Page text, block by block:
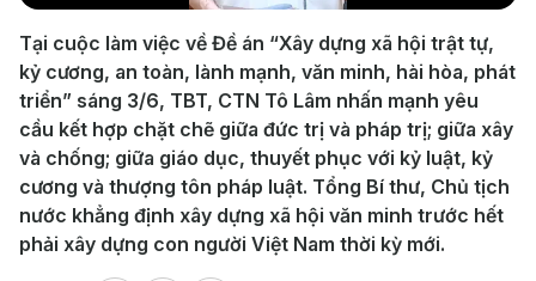
Tại cuộc làm việc về Đề án “Xây dựng xã hội trật tự,
kỷ cương, an toàn, lành mạnh, văn minh, hài hòa, phát
triển” sáng 3/6, TBT, CTN Tô Lâm nhấn mạnh yêu
cầu kết hợp chặt chẽ giữa đức trị và pháp trị; giữa xây
và chống; giữa giáo dục, thuyết phục với kỷ luật, kỷ
cương và thượng tôn pháp luật. Tổng Bí thư, Chủ tịch
nước khẳng định xây dựng xã hội văn minh trước hết
phải xây dựng con người Việt Nam thời kỳ mới.